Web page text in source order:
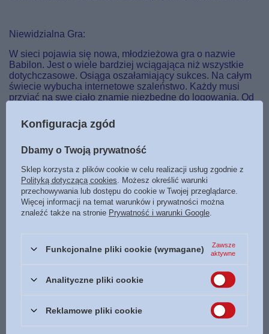
Niewidzialna Gra:
W sieci pojawia się nowa, młodzieżowa gra o nazwie
Babilon. Jest o wiele bardziej wciągająca niż wszystkie
dotychczasowe. Osiąga oszałamiający sukces. Na całym
świecie wybucha internetowe szaleństwo. Każdy musi
przyjąć na swe ciało znamię niezbędne do logowania. Od
Babilonu.
dziwnego. W kolejnych krajach rodzice zgłaszają
nie wymyśliła ludzka inteligencja. Dlatego na ziemię
zostają posłane dwa tajemnicze cheruby. Czy zdołają one
rozwikłać tę zagadkę? Czy uratują ludzkość przed
katastrofą?
Podmiot odpowiedzialny za ten
Więcej
Symbol
Konfiguracja zgód
Dbamy o Twoją prywatność
Sklep korzysta z plików cookie w celu realizacji usług zgodnie z
Polityką dotyczącą cookies . Możesz określić warunki
przechowywania lub dostępu do cookie w Twojej przeglądarce.
Więcej informacji na temat warunków i prywatności można
znaleźć także na stronie Prywatność i warunki Google
Funkcjonalne pliki cookie (wymagane)
Zawsze
aktywne
Analityczne pliki cookie
Reklamowe pliki cookie